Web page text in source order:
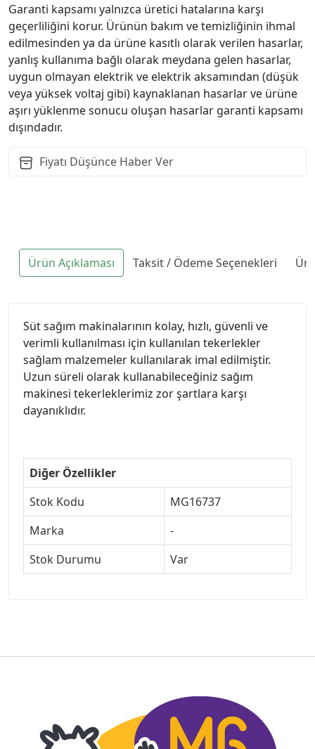
Garanti kapsamı yalnızca üretici hatalarına karşı
geçerliliğini korur. Ürünün bakım ve temizliğinin ihmal
edilmesinden ya da ürüne kasıtlı olarak verilen hasarlar,
yanlış kullanıma bağlı olarak meydana gelen hasarlar,
uygun olmayan elektrik ve elektrik aksamından (düşük
veya yüksek voltaj gibi) kaynaklanan hasarlar ve ürüne
aşırı yüklenme sonucu oluşan hasarlar garanti kapsamı
dışındadır.
Fiyatı Düşünce Haber Ver
Ürün Açıklaması Taksit / Ödeme Seçenekleri
Süt sağım makinalarının kolay, hızlı, güvenli ve
verimli kullanılması için kullanılan tekerlekler
sağlam malzemeler kullanılarak imal edilmiştir.
Uzun süreli olarak kullanabileceğiniz sağım
makinesi tekerleklerimiz zor şartlara karşı
dayanıklıdır.
Diğer Özellikler
Stok Kodu
MG16737
Marka
-
Stok Durumu
Var